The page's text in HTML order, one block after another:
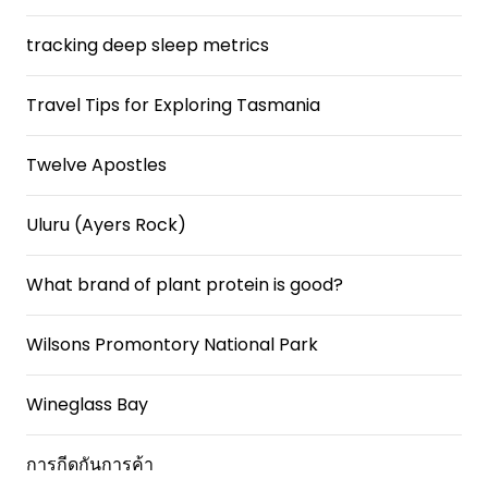
tracking deep sleep metrics
Travel Tips for Exploring Tasmania
Twelve Apostles
Uluru (Ayers Rock)
What brand of plant protein is good?
Wilsons Promontory National Park
Wineglass Bay
การกีดกันการค้า